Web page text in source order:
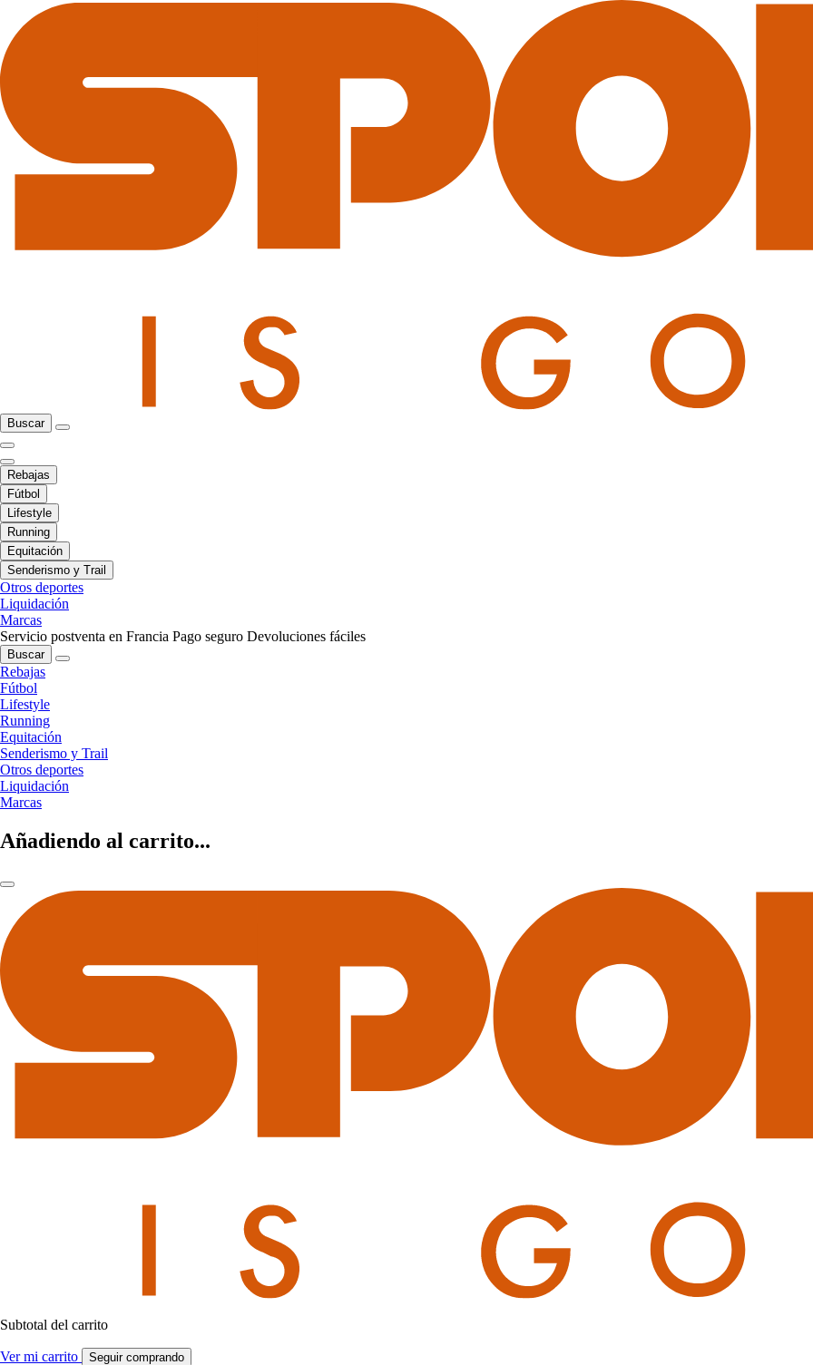
Buscar
Rebajas
Fútbol
Lifestyle
Running
Equitación
Senderismo y Trail
Otros deportes
Liquidación
Marcas
Servicio postventa en Francia Pago seguro Devoluciones fáciles
Buscar
Rebajas
Fútbol
Lifestyle
Running
Equitación
Senderismo y Trail
Otros deportes
Liquidación
Marcas
Añadiendo al carrito...
Subtotal del carrito
Ver mi carrito Seguir comprando